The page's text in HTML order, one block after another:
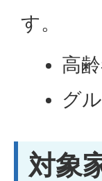
す。
高
グ
対象